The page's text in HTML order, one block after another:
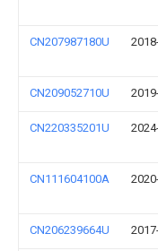
CN207987180U
CN209052710U
CN220335201U
CN111604100A
CN206239664U